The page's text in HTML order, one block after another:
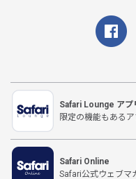
Safari Lounge アプ
限定の機能もある
Safari Online
Safari公式ウェブマ